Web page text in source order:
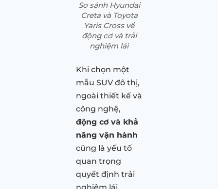
So sánh Hyundai
Creta và Toyota
Yaris Cross về
động cơ và trải
nghiệm lái
Khi chọn một
mẫu SUV đô thị,
ngoài thiết kế và
công nghệ,
động cơ và khả
năng vận hành
cũng là yếu tố
quan trọng
quyết định trải